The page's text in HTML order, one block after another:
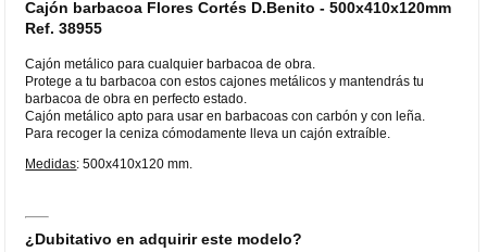
Cajón barbacoa Flores Cortés D.Benito - 500x410x120mm
Ref. 38955
Cajón metálico para cualquier barbacoa de obra.
Protege a tu barbacoa con estos cajones metálicos y mantendrás tu
barbacoa de obra en perfecto estado.
Cajón metálico apto para usar en barbacoas con carbón y con leña.
Para recoger la ceniza cómodamente lleva un cajón extraíble.
Medidas: 500x410x120 mm.
¿Dubitativo en adquirir este modelo?